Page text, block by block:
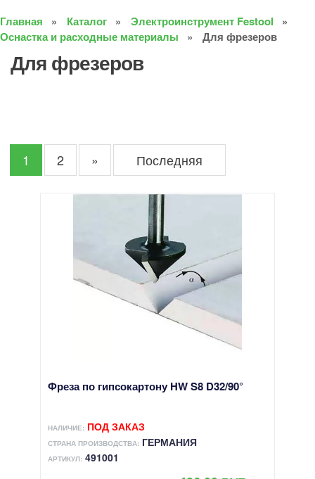
Главная Каталог
Электроинструмент Festool
Оснастка и расходные материалы
Для фрезеров
Для фрезеров
1 2 » Последняя
Фреза по гипсокартону HW S8 D32/90°
НАЛИЧИЕ: ПОД ЗАКАЗ
СТРАНА ПРОИЗВОДСТВА:ГЕРМАНИЯ
АРТИКУЛ:491001